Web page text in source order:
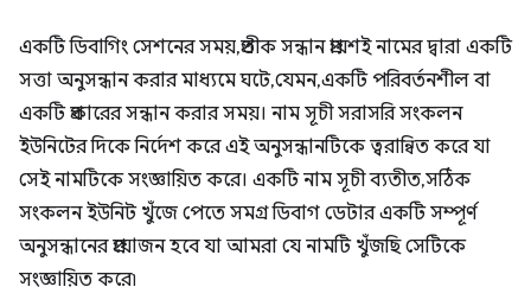
একটি ডিবাগিং সেশনের সময়, প্রতীক সন্ধান প্রায়শই নামের দ্বারা একটি
সত্তা অনুসন্ধান করার মাধ্যমে ঘটে, যেমন, একটি পরিবর্তনশীল বা
একটি প্রকারের সন্ধান করার সময়। নাম সূচী সরাসরি সংকলন
ইউনিটের দিকে নির্দেশ করে এই অনুসন্ধানটিকে ত্বরান্বিত করে যা
সেই নামটিকে সংজ্ঞায়িত করে। একটি নাম সূচী ব্যতীত, সঠিক
সংকলন ইউনিট খুঁজে পেতে সমগ্র ডিবাগ ডেটার একটি সম্পূর্ণ
অনুসন্ধানের প্রয়োজন হবে যা আমরা যে নামটি খুঁজছি সেটিকে
সংজ্ঞায়িত করে৷